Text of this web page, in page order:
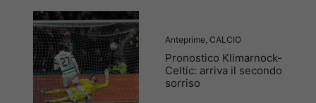
Anteprime, CALCIO
Pronostico Klimarnock-
Celtic: arriva il secondo
sorriso